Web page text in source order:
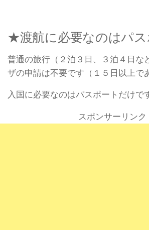
★渡航に必要なのはパ
普通の旅行（２泊３日、３泊４日な
ザの申請は不要です（１５日以上で
入国に必要なのはパスポートだけで
スポンサーリンク